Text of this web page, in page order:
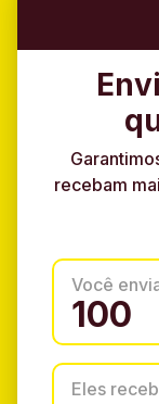
recebam
Você
Eles